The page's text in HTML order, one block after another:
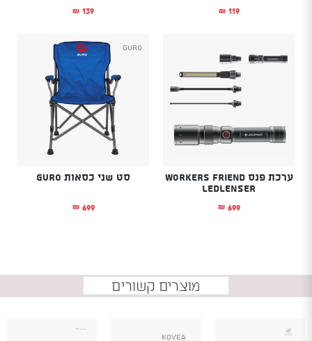
₪ 119
₪ 139
ערכת פנס Workers Friend
LEDLENSER
₪ 699
Guro
סט שני כסאות GURO
₪ 699
מוצרים קשורים
Kovea